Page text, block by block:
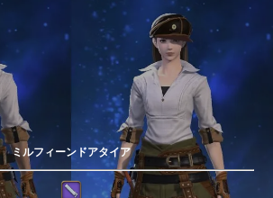
ミルフィーンドアタイア